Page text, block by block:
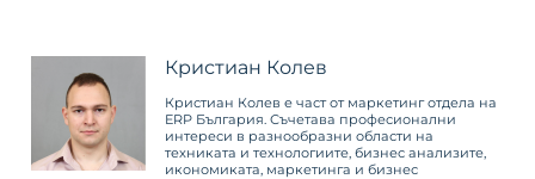
Кристиан Колев
Кристиан Колев е част от маркетинг отдела на
ERP България. Съчетава професионални
интереси в разнообразни области на
техниката и технологиите, бизнес анализите,
икономиката, маркетинга и бизнес